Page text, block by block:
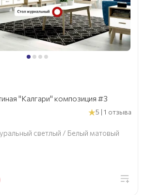
"Калгари" композиция #3
5 | 1 отзыва
светлый / Белый матовый